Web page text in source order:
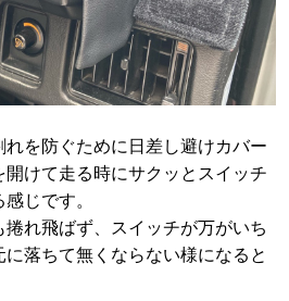
を防ぐために日差し避けカバー
けて走る時にサクッとスイッチ
じです。
れ飛ばず、スイッチが万がいち
落ちて無くならない様になると